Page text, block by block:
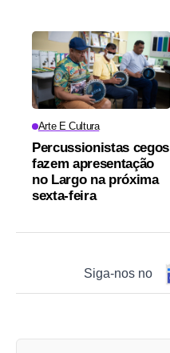
Arte E Cultura
Percussionistas cegos
fazem apresentação
no Largo na próxima
sexta-feira
Siga-nos no